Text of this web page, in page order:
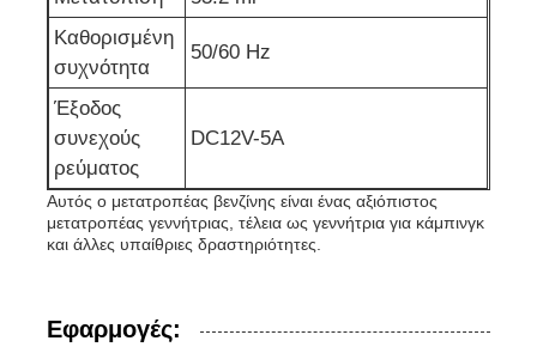
Καθορισμένη
συχνότητα
50/60 Hz
Έξοδος
συνεχούς
ρεύματος
DC12V-5A
Αυτός ο μετατροπέας βενζίνης είναι ένας αξιόπιστος
μετατροπέας γεννήτριας, τέλεια ως γεννήτρια για κάμπινγκ
και άλλες υπαίθριες δραστηριότητες.
Εφαρμογές: